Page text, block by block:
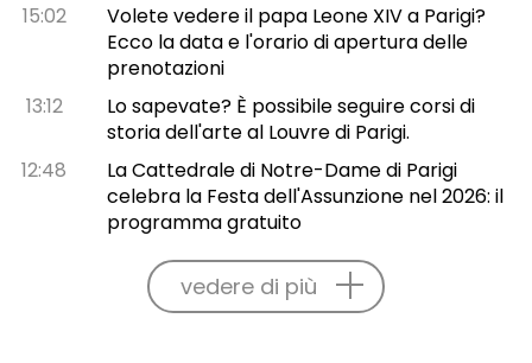
15:02
Volete vedere il papa Leone XIV a Parigi?
Ecco la data e l'orario di apertura delle
prenotazioni
13:12
Lo sapevate? È possibile seguire corsi di
storia dell'arte al Louvre di Parigi.
12:48
La Cattedrale di Notre-Dame di Parigi
celebra la Festa dell'Assunzione nel 2026: il
programma gratuito
vedere di più